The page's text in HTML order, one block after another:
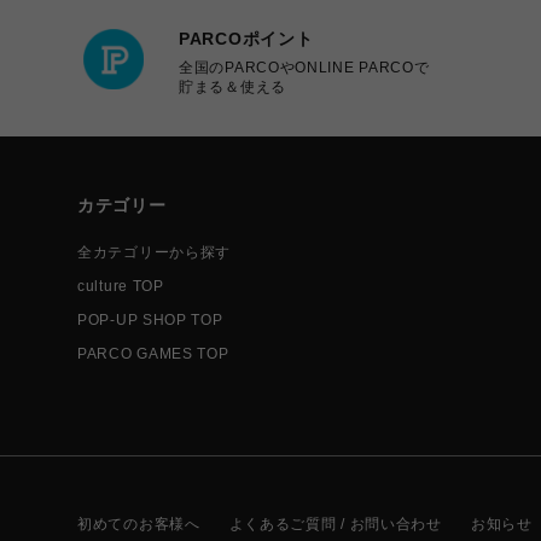
PARCOポイント
全国のPARCOやONLINE PARCOで
貯まる＆使える
カテゴリー
全カテゴリーから探す
culture TOP
POP-UP SHOP TOP
PARCO GAMES TOP
初めてのお客様へ よくあるご質問 / お問い合わせ お知らせ